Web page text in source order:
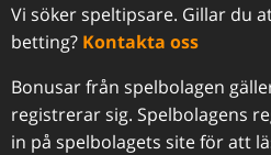
Vi söker speltipsare. Gillar du
betting? Kontakta oss
Bonusar från spelbolagen
registrerar sig. Spelbolagens
in på spelbolagets site för att